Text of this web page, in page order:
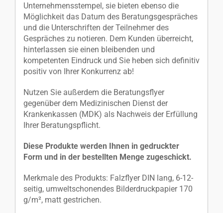
Unternehmensstempel, sie bieten ebenso die
Möglichkeit das Datum des Beratungsgespräches
und die Unterschriften der Teilnehmer des
Gespräches zu notieren. Dem Kunden überreicht,
hinterlassen sie einen bleibenden und
kompetenten Eindruck und Sie heben sich definitiv
positiv von Ihrer Konkurrenz ab!
Nutzen Sie außerdem die Beratungsflyer
gegenüber dem Medizinischen Dienst der
Krankenkassen (MDK) als Nachweis der Erfüllung
Ihrer Beratungspflicht.
Diese Produkte werden Ihnen in gedruckter
Form und in der bestellten Menge zugeschickt.
Merkmale des Produkts: Falzflyer DIN lang, 6-12-
seitig, umweltschonendes Bilderdruckpapier 170
g/m², matt gestrichen.